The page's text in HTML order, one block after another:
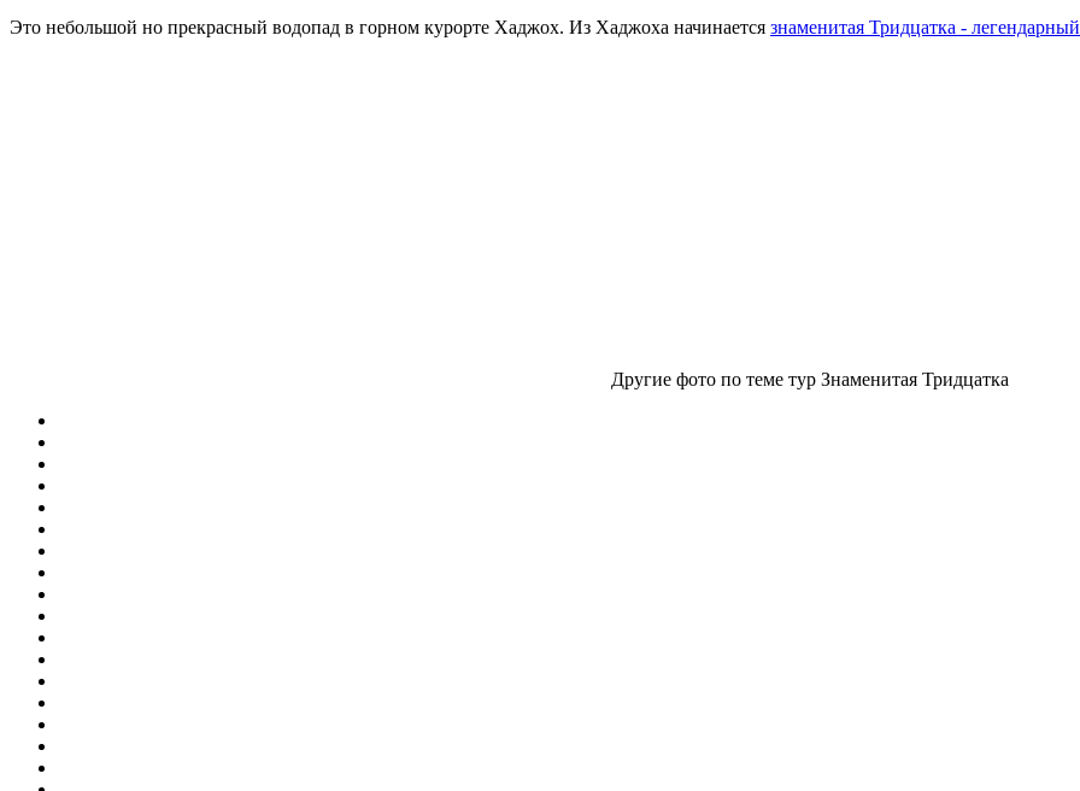
Это небольшой но прекрасный водопад в горном курорте Хаджох. Из Хаджоха начинается знаменитая Тридцатка -
Другие фото по теме тур Знаменитая Тридцатка